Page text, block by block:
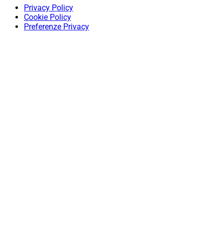
Privacy Policy
Cookie Policy
Preferenze Privacy